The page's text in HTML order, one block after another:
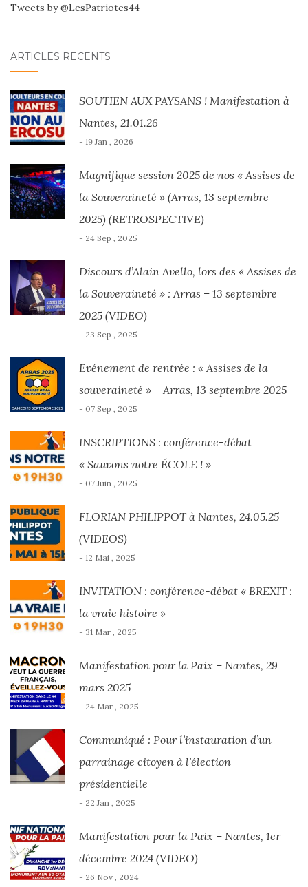
Tweets by @LesPatriotes44
ARTICLES RÉCENTS
SOUTIEN AUX PAYSANS ! Manifestation à
Nantes, 21.01.26
- 19 Jan , 2026
Magnifique session 2025 de nos « Assises de
la Souveraineté » (Arras, 13 septembre
2025) (RETROSPECTIVE)
- 24 Sep , 2025
Discours d’Alain Avello, lors des « Assises de
la Souveraineté » : Arras – 13 septembre
2025 (VIDEO)
- 23 Sep , 2025
Evénement de rentrée : « Assises de la
souveraineté » – Arras, 13 septembre 2025
- 07 Sep , 2025
INSCRIPTIONS : conférence-débat
« Sauvons notre ÉCOLE ! »
- 07 Juin , 2025
FLORIAN PHILIPPOT à Nantes, 24.05.25
(VIDEOS)
- 12 Mai , 2025
INVITATION : conférence-débat « BREXIT :
la vraie histoire »
- 31 Mar , 2025
Manifestation pour la Paix – Nantes, 29
mars 2025
- 24 Mar , 2025
Communiqué : Pour l’instauration d’un
parrainage citoyen à l’élection
présidentielle
- 22 Jan , 2025
Manifestation pour la Paix – Nantes, 1er
décembre 2024 (VIDEO)
- 26 Nov , 2024